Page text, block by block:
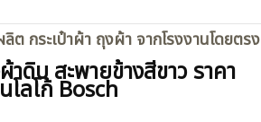
ต กระเป๋าผ้า ถุงผ้า จากโรงงานโดยตรง
าดิบ สะพายข้างสีขาว ราคา
ลโก้ Bosch